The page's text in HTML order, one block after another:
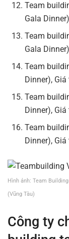
Team
Gala
Team
Gala
Team
Dinner),
Team
Dinner),
Team
Dinner),
Hình ảnh: Team
(Vũng Tàu)
Công ty